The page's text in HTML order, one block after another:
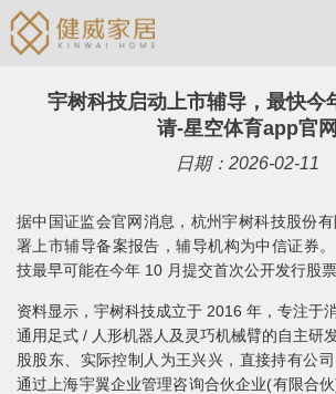
宇树科技启动上市辅导，最快今
请-星空体育app官网
日期：2026-02-11
据中国证监会官网消息，杭州宇树科技股份
署上市辅导备案报告，辅导机构为中信证券
技最早可能在今年 10 月提交首次公开发行股
资料显示，宇树科技成立于 2016 年，专注于
通用足式 / 人形机器人及灵巧机械臂的自主研
股股东、实际控制人为王兴兴，直接持有公
通过上海宇翼企业管理咨询合伙企业(有限合